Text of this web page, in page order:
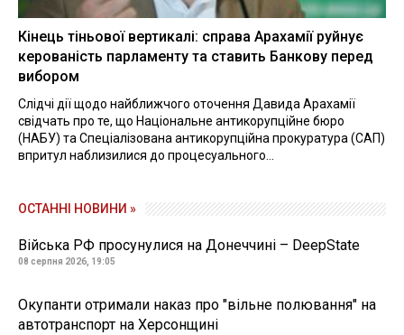
Кінець тіньової вертикалі: справа Арахамії руйнує
керованість парламенту та ставить Банкову перед
вибором
Слідчі дії щодо найближчого оточення Давида Арахамії
свідчать про те, що Національне антикорупційне бюро
(НАБУ) та Спеціалізована антикорупційна прокуратура (САП)
впритул наблизилися до процесуального...
ОСТАННІ НОВИНИ »
Війська РФ просунулися на Донеччині – DeepState
08 серпня 2026, 19:05
Окупанти отримали наказ про "вільне полювання" на
автотранспорт на Херсонщині